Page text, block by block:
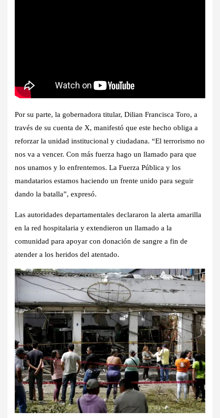
Por su parte, la gobernadora titular, Dilian Francisca Toro, a
través de su cuenta de X, manifestó que este hecho obliga a
reforzar la unidad institucional y ciudadana. “El terrorismo no
nos va a vencer. Con más fuerza hago un llamado para que
nos unamos y lo enfrentemos. La Fuerza Pública y los
mandatarios estamos haciendo un frente unido para seguir
dando la batalla”, expresó.
Las autoridades departamentales declararon la alerta amarilla
en la red hospitalaria y extendieron un llamado a la
comunidad para apoyar con donación de sangre a fin de
atender a los heridos del atentado.